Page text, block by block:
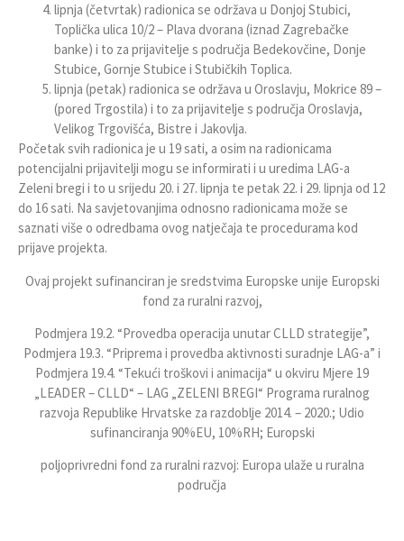
lipnja (četvrtak) radionica se održava u Donjoj Stubici,
Toplička ulica 10/2 – Plava dvorana (iznad Zagrebačke
banke) i to za prijavitelje s područja Bedekovčine, Donje
Stubice, Gornje Stubice i Stubičkih Toplica.
lipnja (petak) radionica se održava u Oroslavju, Mokrice 89 –
(pored Trgostila) i to za prijavitelje s područja Oroslavja,
Velikog Trgovišća, Bistre i Jakovlja.
Početak svih radionica je u 19 sati, a osim na radionicama
potencijalni prijavitelji mogu se informirati i u uredima LAG-a
Zeleni bregi i to u srijedu 20. i 27. lipnja te petak 22. i 29. lipnja od 12
do 16 sati. Na savjetovanjima odnosno radionicama može se
saznati više o odredbama ovog natječaja te procedurama kod
prijave projekta.
Ovaj projekt sufinanciran je sredstvima Europske unije Europski
fond za ruralni razvoj,
Podmjera 19.2. “Provedba operacija unutar CLLD strategije”,
Podmjera 19.3. “Priprema i provedba aktivnosti suradnje LAG-a” i
Podmjera 19.4. “Tekući troškovi i animacija“ u okviru Mjere 19
„LEADER – CLLD“ – LAG „ZELENI BREGI“ Programa ruralnog
razvoja Republike Hrvatske za razdoblje 2014. – 2020.; Udio
sufinanciranja 90%EU, 10%RH; Europski
poljoprivredni fond za ruralni razvoj: Europa ulaže u ruralna
područja